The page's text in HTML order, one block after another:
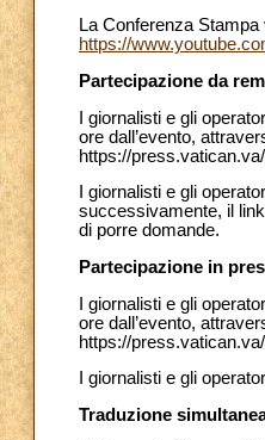
La Conferenza
https://
Partecipazione da
I giornalisti e gli
ore dall’evento,
https://
I giornalisti e gli
successivamente, il
di porre domande.
Partecipazione in
I giornalisti e gli
ore dall’evento,
https://
I giornalisti e gli
Traduzione